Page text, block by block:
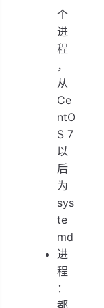
个
进
程
，
从
Ce
ntO
S 7
以
后
为
sys
te
md
进
程
：
都